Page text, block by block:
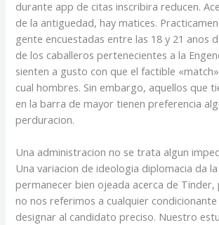
durante app de citas inscribira reducen.
de la antiguedad, hay matices.
gente encuestadas entre las 18 y 21 anos
de los caballeros pertenecientes a la
sienten a gusto con que el factible
cual hombres. Sin embargo, aquellos que
en la barra de mayor tienen preferencia
perduracion.
Una administracion no se trata algun
Una variacion de ideologia diplomacia da
permanecer bien ojeada acerca de
no nos referimos a cualquier
designar al candidato preciso. Nuestro